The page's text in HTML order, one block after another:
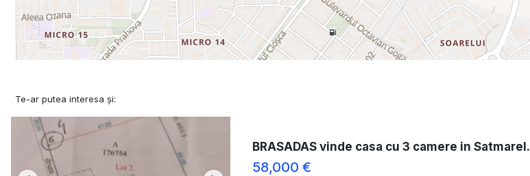
Te-ar putea interesa și:
BRASADAS vinde casa cu 3 camere in Satmarel.
58,000 €